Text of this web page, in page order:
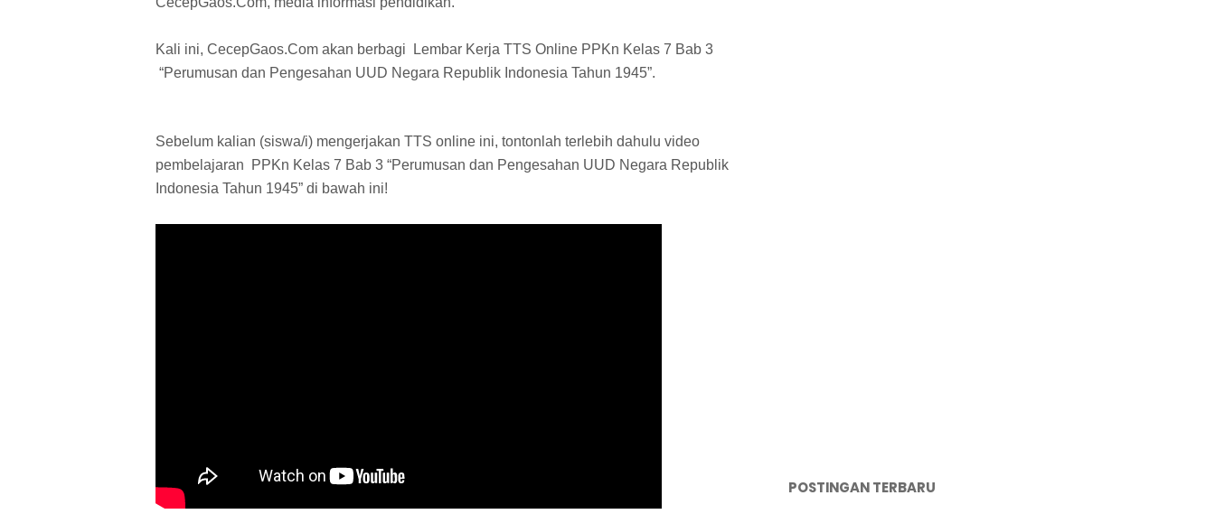
Kali ini, CecepGaos.Com akan berbagi Lembar Kerja TTS Online PPKn Kelas 7 Bab 3
“Perumusan dan Pengesahan UUD Negara Republik Indonesia Tahun 1945”.
Sebelum kalian (siswa/i) mengerjakan TTS online ini, tontonlah terlebih dahulu video
pembelajaran PPKn Kelas 7 Bab 3 “Perumusan dan Pengesahan UUD Negara Republik
Indonesia Tahun 1945” di bawah ini!
POSTINGAN TERBARU